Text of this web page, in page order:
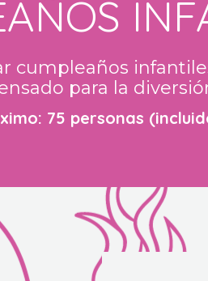
cumpleaños
para la
75 personas